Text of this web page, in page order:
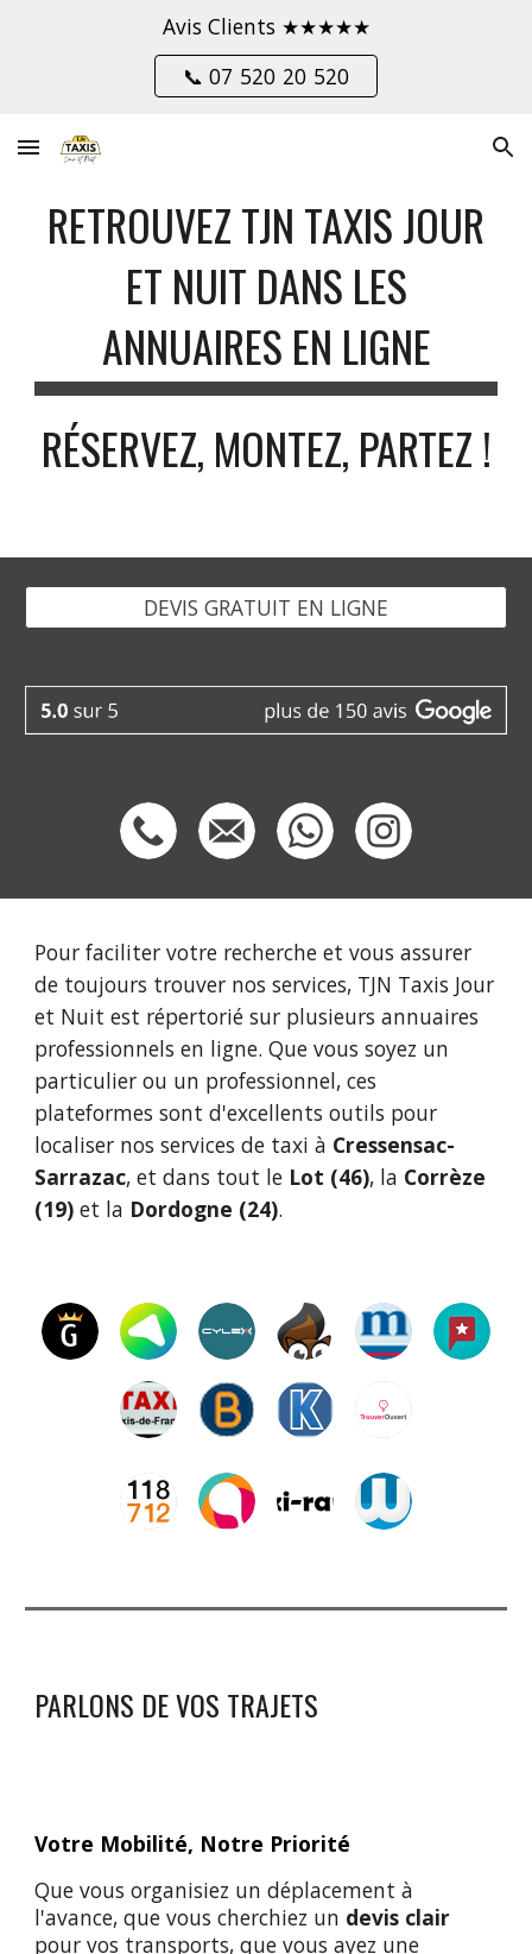
Avis Clients ★★★★★
📞 07 520 20 520
RETROUVEZ TJN TAXIS JOUR
ET NUIT DANS LES
ANNUAIRES EN LIGNE
RÉSERVEZ, MONTEZ, PARTEZ !
DEVIS GRATUIT EN LIGNE
Pour faciliter votre recherche et vous assurer
de toujours trouver nos services, TJN Taxis Jour
et Nuit est répertorié sur plusieurs annuaires
professionnels en ligne. Que vous soyez un
particulier ou un professionnel, ces
plateformes sont d'excellents outils pour
localiser nos services de taxi à Cressensac-
Sarrazac, et dans tout le Lot (46), la Corrèze
(19) et la Dordogne (24).
PARLONS DE VOS TRAJETS
Votre Mobilité, Notre Priorité
Que vous organisiez un déplacement à
l'avance, que vous cherchiez un devis clair
pour vos transports, que vous ayez une